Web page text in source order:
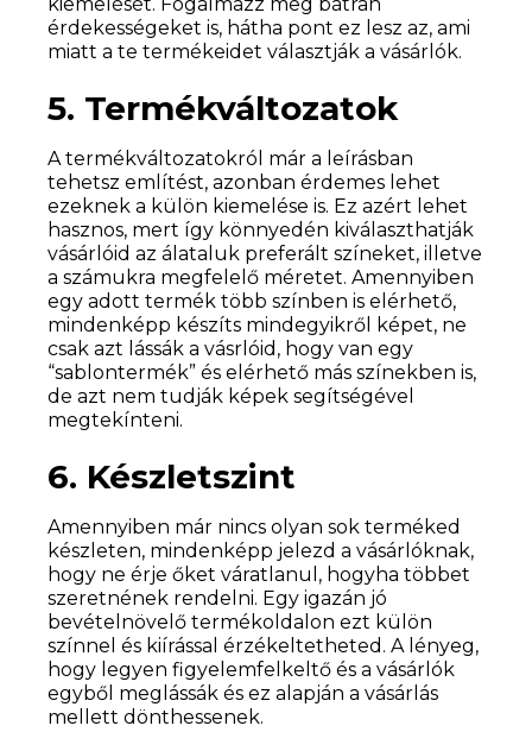
érdekességeket is, hátha pont ez lesz az, ami
miatt a te termékeidet választják a vásárlók.
5. Termékváltozatok
A termékváltozatokról már a leírásban
tehetsz említést, azonban érdemes lehet
ezeknek a külön kiemelése is. Ez azért lehet
hasznos, mert így könnyedén kiválaszthatják
vásárlóid az álataluk preferált színeket, illetve
a számukra megfelelő méretet. Amennyiben
egy adott termék több színben is elérhető,
mindenképp készíts mindegyikről képet, ne
csak azt lássák a vásrlóid, hogy van egy
“sablontermék” és elérhető más színekben is,
de azt nem tudják képek segítségével
megtekínteni.
6. Készletszint
Amennyiben már nincs olyan sok terméked
készleten, mindenképp jelezd a vásárlóknak,
hogy ne érje őket váratlanul, hogyha többet
szeretnének rendelni. Egy igazán jó
bevételnövelő termékoldalon ezt külön
színnel és kiírással érzékeltetheted. A lényeg,
hogy legyen figyelemfelkeltő és a vásárlók
egyből meglássák és ez alapján a vásárlás
mellett dönthessenek.